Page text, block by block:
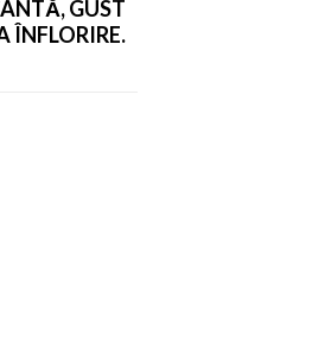
GUST
ÎNFLORIRE.